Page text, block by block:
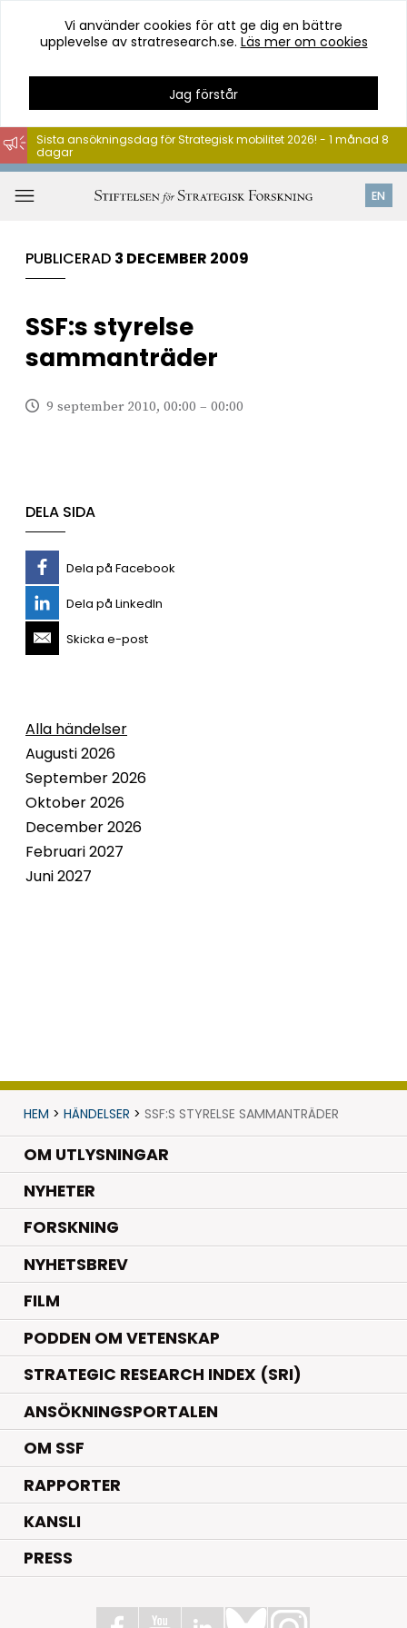
Hoppa
till
innehåll
Vi använder cookies för att ge dig en bättre
upplevelse av stratresearch.se. Läs mer om cookies
Jag förstår
EN
Sista ansökningsdag för Strategisk mobilitet 2026! - 1 månad 8
dagar
PUBLICERAD 3 DECEMBER 2009
SSF:s styrelse
sammanträder
9 september 2010, 00:00 – 00:00
DELA SIDA
Dela på Facebook
Dela på LinkedIn
Skicka e-post
Alla händelser
Augusti 2026
September 2026
Oktober 2026
December 2026
Februari 2027
Juni 2027
HEM > HÄNDELSER > SSF:S STYRELSE SAMMANTRÄDER
OM UTLYSNINGAR
NYHETER.
FORSKNING.
NYHETSBREV
FILM
PODDEN OM VETENSKAP
STRATEGIC RESEARCH INDEX (SRI)
ANSÖKNINGSPORTALEN
OM SSF
RAPPORTER
KANSLI
PRESS